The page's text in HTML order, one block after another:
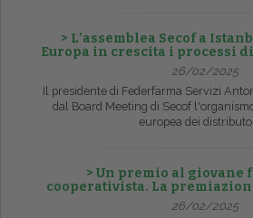
> L’assemblea Secof a
Europa in crescita i processi
26/02/2025
Il presidente di Federfarma Servizi
dal Board Meeting di Secof
europea dei
> Un premio al giovane
cooperativista. La
26/02/2025